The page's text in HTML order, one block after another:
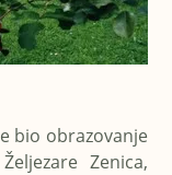
bio obrazovanje
Zenica,